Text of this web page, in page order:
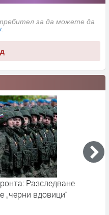
за да можете да
разследват руски
местния вот през